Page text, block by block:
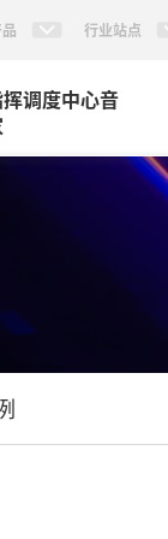
行业站点
调度中心音